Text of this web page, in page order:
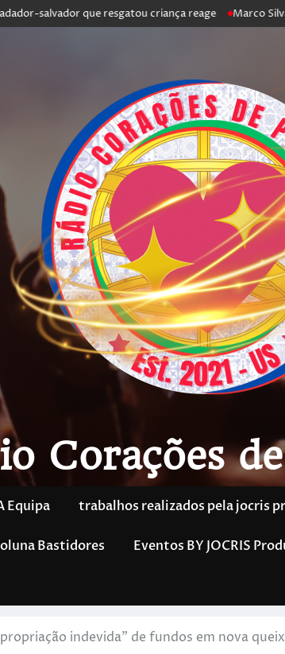
que resgatou criança reage Marco Silva
Corações
Equipa trabalhos realizados pela jocris
Bastidores Eventos BY JOCRIS
indevida” de fundos em nova